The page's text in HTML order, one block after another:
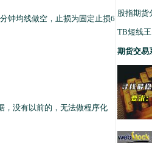
钟均线做空，止损为固定止损6
，没有以前的，无法做程序化
股指期货
TB短线
期货交易